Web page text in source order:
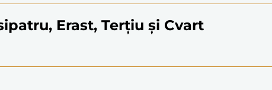
Erast, Terțiu și Cvart